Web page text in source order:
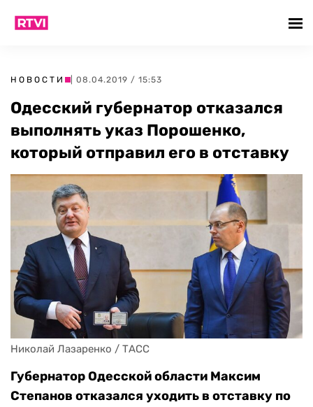
НОВОСТИ | 08.04.2019 / 15:53
Одесский губернатор отказался
выполнять указ Порошенко,
который отправил его в отставку
Николай Лазаренко / ТАСС
Губернатор Одесской области Максим
Степанов отказался уходить в отставку по